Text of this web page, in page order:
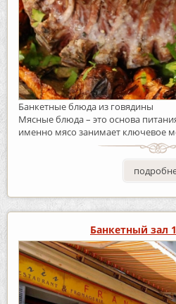
Банкетные блюда из говядины
Мясные блюда – это основа
именно мясо занимает ключевое
Банкетный зал